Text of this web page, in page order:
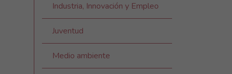
Industria, Innovación y Empleo
Juventud
Medio ambiente